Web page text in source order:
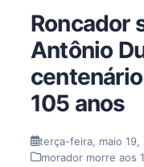
Roncador
Antônio
105 anos
terça-feira, maio 19,
morador morre aos